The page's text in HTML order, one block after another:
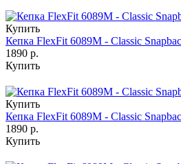
Купить
Кепка FlexFit 6089M - Classic
1890 р.
Купить
Купить
Кепка FlexFit 6089M - Classic
1890 р.
Купить